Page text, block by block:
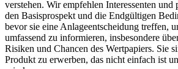
verstehen. Wir empfehlen Interessenten
den Basisprospekt und die Endgültigen
bevor sie eine Anlageentscheidung treffen,
umfassend zu informieren, insbesondere
Risiken und Chancen des Wertpapiers. Sie
Produkt zu erwerben, das nicht einfach ist